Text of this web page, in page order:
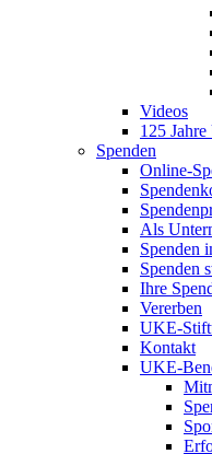
Videos
125
Spenden
Online-
Als
Spenden
Spenden
Ihre
Vererben
UKE-
Kontakt
UKE-